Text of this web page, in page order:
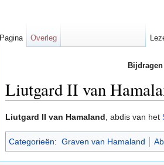
Liutgard II van
Liutgard II van Hamaland, abdis van het
Categorieën: Graven van Hamaland
Pagina Overleg